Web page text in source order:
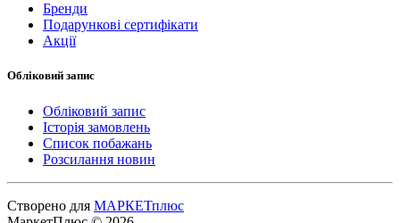
Бренди
Подарункові сертифікати
Акції
Обліковий запис
Обліковий запис
Історія замовлень
Список побажань
Розсилання новин
Створено для МАРКЕТплюс